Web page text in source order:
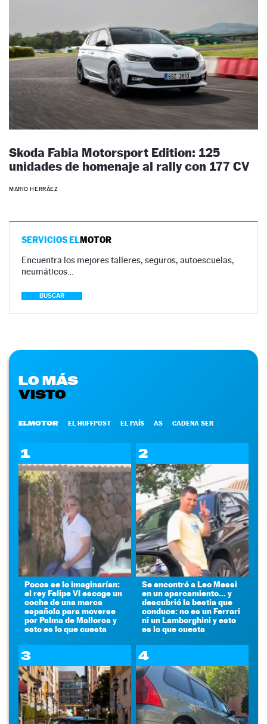
Skoda Fabia Motorsport Edition: 125
unidades de homenaje al rally con 177 CV
MARIO HERRÁEZ
SERVICIOS ELMOTOR
Encuentra los mejores talleres, seguros, autoescuelas,
neumáticos…
BUSCAR
LO MÁS
VISTO
ELMOTOR EL HUFFPOST EL PAÍS AS CADENA SER
1
Pocos se lo imaginarían:
el rey Felipe VI escoge un
coche de una marca
española para moverse
por Palma de Mallorca y
esto es lo que cuesta
2
Se encontró a Leo Messi
en un aparcamiento... y
descubrió la bestia que
conduce: no es un Ferrari
ni un Lamborghini y esto
es lo que cuesta
3 4